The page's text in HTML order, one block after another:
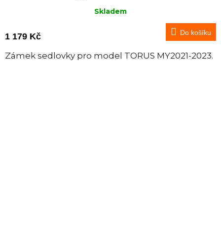
Skladem
1 179 Kč Do košíku
Zámek sedlovky pro model TORUS MY2021-2023.